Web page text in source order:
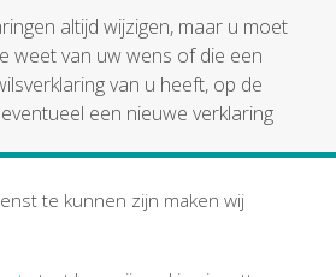
altijd wijzigen, maar u moet
weet van uw wens of die een
van u heeft, op de
een nieuwe verklaring
voorbeeld
te kunnen zijn maken wij